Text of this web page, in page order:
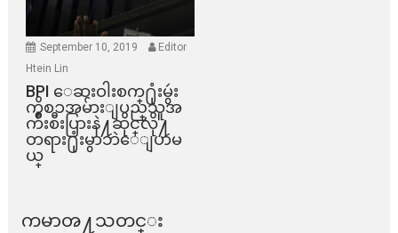
September 10, 2019
Editor
Htein Lin
BPI ​ေဆးဝါးစက္​႐ုံးမွဴး
ကိစၥအမ်ားျပည္​သူအ
က်ိဳးစီးပြားနဲ႔ဆိုင္​လို႔
တရား႐ုံးမွာဘဲေျပာမ
ယ္​
ကမာၻ႔သတင္း